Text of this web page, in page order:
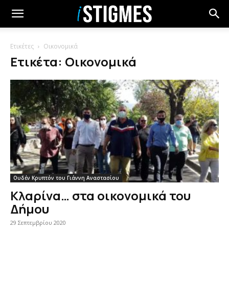
Ετικέτες Οικονομικά
Ετικέτα: Οικονομικά
Ουδέν Κρυπτόν του Γιάννη Αναστασίου
Κλαρίνα… στα οικονομικά του
Δήμου
29 Σεπτεμβρίου 2020